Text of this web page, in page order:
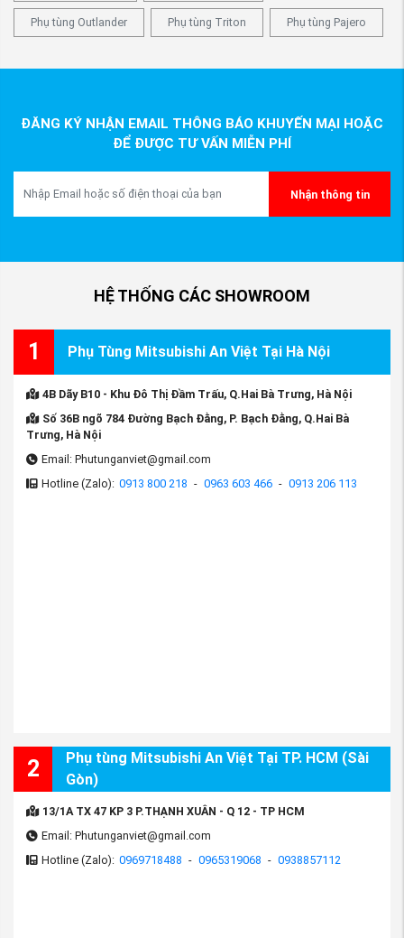
Phụ tùng Outlander Phụ tùng Triton Phụ tùng Pajero
ĐĂNG KÝ NHẬN EMAIL THÔNG BÁO KHUYẾN MẠI HOẶC
ĐỂ ĐƯỢC TƯ VẤN MIỄN PHÍ
Nhận thông tin
HỆ THỐNG CÁC SHOWROOM
1 Phụ Tùng Mitsubishi An Việt Tại Hà Nội
4B Dãy B10 - Khu Đô Thị Đầm Trấu, Q.Hai Bà Trưng, Hà Nội
Số 36B ngõ 784 Đường Bạch Đằng, P. Bạch Đằng, Q.Hai Bà
Trưng, Hà Nội
Email: Phutunganviet@gmail.com
Hotline (Zalo): 0913 800 218 - 0963 603 466 - 0913 206 113
2
Phụ tùng Mitsubishi An Việt Tại TP. HCM (Sài
Gòn)
13/1A TX 47 KP 3 P.THẠNH XUÂN - Q 12 - TP HCM
Email: Phutunganviet@gmail.com
Hotline (Zalo): 0969718488 - 0965319068 - 0938857112